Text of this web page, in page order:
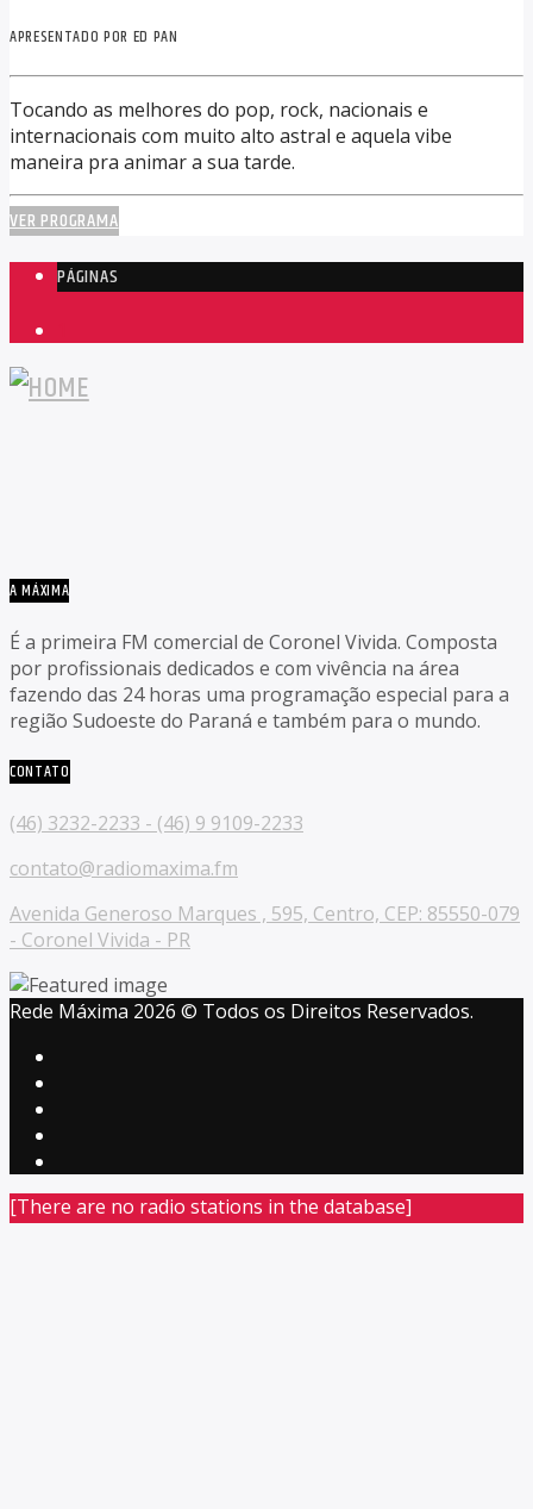
APRESENTADO POR ED PAN
Tocando as melhores do pop, rock, nacionais e
internacionais com muito alto astral e aquela vibe
maneira pra animar a sua tarde.
VER PROGRAMA
PÁGINAS
A MÁXIMA
É a primeira FM comercial de Coronel Vivida. Composta
por profissionais dedicados e com vivência na área
fazendo das 24 horas uma programação especial para a
região Sudoeste do Paraná e também para o mundo.
CONTATO
(46) 3232-2233 - (46) 9 9109-2233
contato@radiomaxima.fm
Avenida Generoso Marques , 595, Centro, CEP: 85550-079
- Coronel Vivida - PR
Rede Máxima 2026 © Todos os Direitos Reservados.
[There are no radio stations in the database]